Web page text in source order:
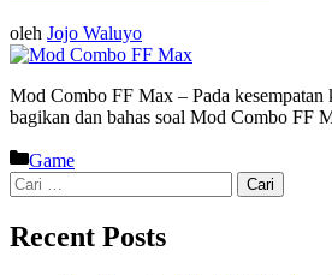
oleh Jojo Waluyo
Mod Combo FF Max – Pada kesempatan
bagikan dan bahas soal Mod Combo FF
Kategori
Game
Cari
untuk:
Recent Posts